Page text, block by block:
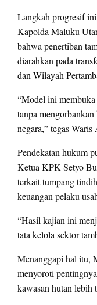
Langkah progresif
Kapolda Maluku
bahwa penertiban
diarahkan pada
dan Wilayah
“Model ini
tanpa
negara,” tegas Waris
Pendekatan hukum
Ketua KPK Setyo
terkait tumpang
keuangan pelaku
“Hasil kajian ini
tata kelola sektor
Menanggapi hal itu,
menyoroti
kawasan hutan lebih